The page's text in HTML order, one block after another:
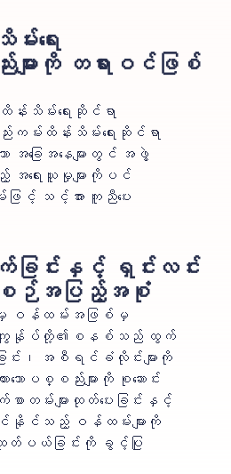
းရေး
ျားကို တရားဝင်ဖြစ်
န်းသိမ်းရေးဆိုင်ရာ
ကမ်းထိန်းသိမ်းရေးဆိုင်ရာ
အခြေအနေများတွင် အဖွဲ့
ရေးယူမှုများကိုပင်
င့် သင့်အား ကူညီပေး
ြင်းနှင့် ရှင်းလင်း
စဉ်အပြည့်အစုံ
ဝန်ထမ်းအဖြစ်မှ
ကျွန်ုပ်တို့၏စနစ်သည် ထွက်
ခြင်း၊ အစီရင်ခံလိုင်းများကို
သောပစ္စည်းများကို စုဆောင်း
ာတမ်းများထုတ်ပေးခြင်းနှင့်
ောင်နိုင်သည့် ဝန်ထမ်းများကို
ပယ်ခြင်းကို ခွင့်ပြု